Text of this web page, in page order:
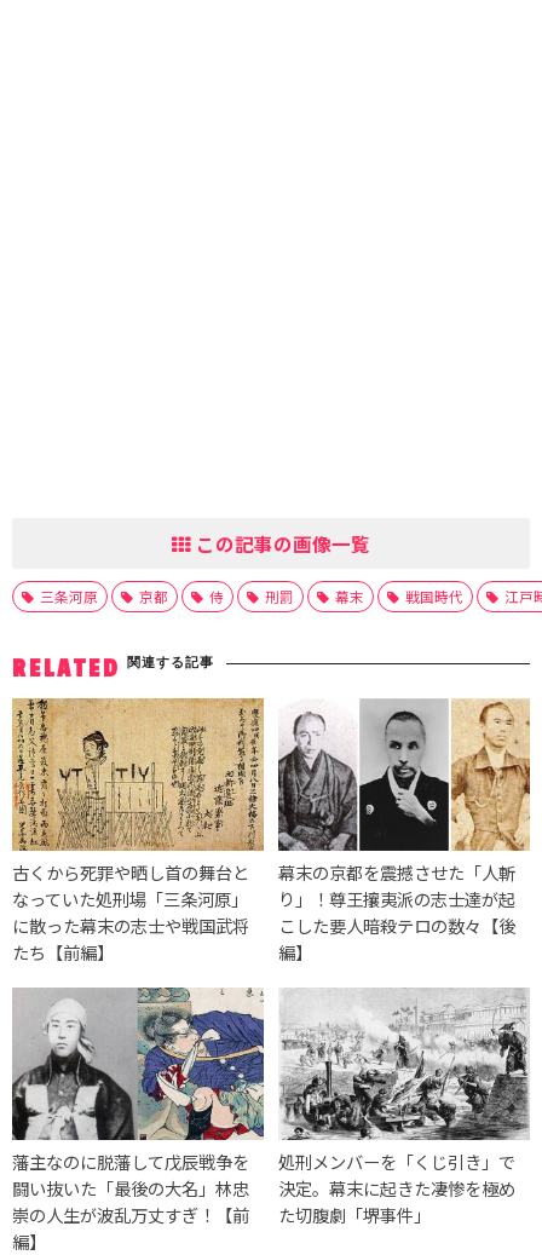
この記事の画像一覧
三条河原 京都 侍 刑罰 幕末 戦国時代 江戸
RELATED 関連する記事
古くから死罪や晒し首の舞台と
なっていた処刑場「三条河原」
に散った幕末の志士や戦国武将
たち【前編】
幕末の京都を震撼させた「人斬
り」！尊王攘夷派の志士達が起
こした要人暗殺テロの数々【後
編】
藩主なのに脱藩して戊辰戦争を
闘い抜いた「最後の大名」林忠
崇の人生が波乱万丈すぎ！【前
編】
処刑メンバーを「くじ引き」で
決定。幕末に起きた凄惨を極め
た切腹劇「堺事件」